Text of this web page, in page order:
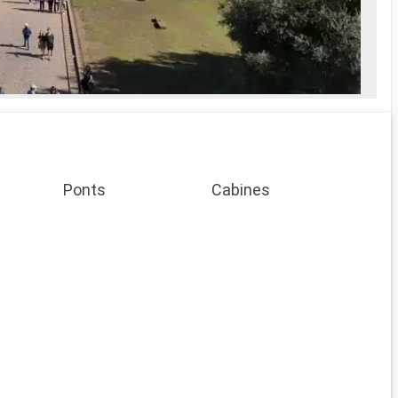
Spa
soins Spa
Ponts Cabines